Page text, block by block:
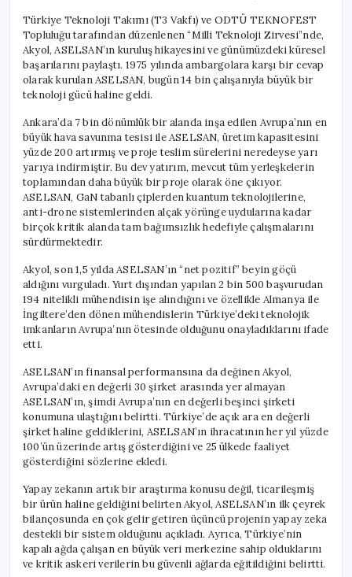
Türkiye Teknoloji Takımı (T3 Vakfı) ve ODTÜ TEKNOFEST
Topluluğu tarafından düzenlenen “Milli Teknoloji Zirvesi”nde,
Akyol, ASELSAN’ın kuruluş hikayesini ve günümüzdeki küresel
başarılarını paylaştı. 1975 yılında ambargolara karşı bir cevap
olarak kurulan ASELSAN, bugün 14 bin çalışanıyla büyük bir
teknoloji gücü haline geldi.
Ankara’da 7 bin dönümlük bir alanda inşa edilen Avrupa’nın en
büyük hava savunma tesisi ile ASELSAN, üretim kapasitesini
yüzde 200 artırmış ve proje teslim sürelerini neredeyse yarı
yarıya indirmiştir. Bu dev yatırım, mevcut tüm yerleşkelerin
toplamından daha büyük bir proje olarak öne çıkıyor.
ASELSAN, GaN tabanlı çiplerden kuantum teknolojilerine,
anti-drone sistemlerinden alçak yörünge uydularına kadar
birçok kritik alanda tam bağımsızlık hedefiyle çalışmalarını
sürdürmektedir.
Akyol, son 1,5 yılda ASELSAN’ın “net pozitif” beyin göçü
aldığını vurguladı. Yurt dışından yapılan 2 bin 500 başvurudan
194 nitelikli mühendisin işe alındığını ve özellikle Almanya ile
İngiltere’den dönen mühendislerin Türkiye’deki teknolojik
imkanların Avrupa’nın ötesinde olduğunu onayladıklarını ifade
etti.
ASELSAN’ın finansal performansına da değinen Akyol,
Avrupa’daki en değerli 30 şirket arasında yer almayan
ASELSAN’ın, şimdi Avrupa’nın en değerli beşinci şirketi
konumuna ulaştığını belirtti. Türkiye’de açık ara en değerli
şirket haline geldiklerini, ASELSAN’ın ihracatının her yıl yüzde
100’ün üzerinde artış gösterdiğini ve 25 ülkede faaliyet
gösterdiğini sözlerine ekledi.
Yapay zekanın artık bir araştırma konusu değil, ticarileşmiş
bir ürün haline geldiğini belirten Akyol, ASELSAN’ın ilk çeyrek
bilançosunda en çok gelir getiren üçüncü projenin yapay zeka
destekli bir sistem olduğunu açıkladı. Ayrıca, Türkiye’nin
kapalı ağda çalışan en büyük veri merkezine sahip olduklarını
ve kritik askeri verilerin bu güvenli ağlarda eğitildiğini belirtti.